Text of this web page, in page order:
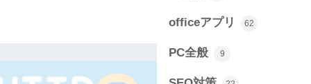
officeアプリ 62
PC全般 9